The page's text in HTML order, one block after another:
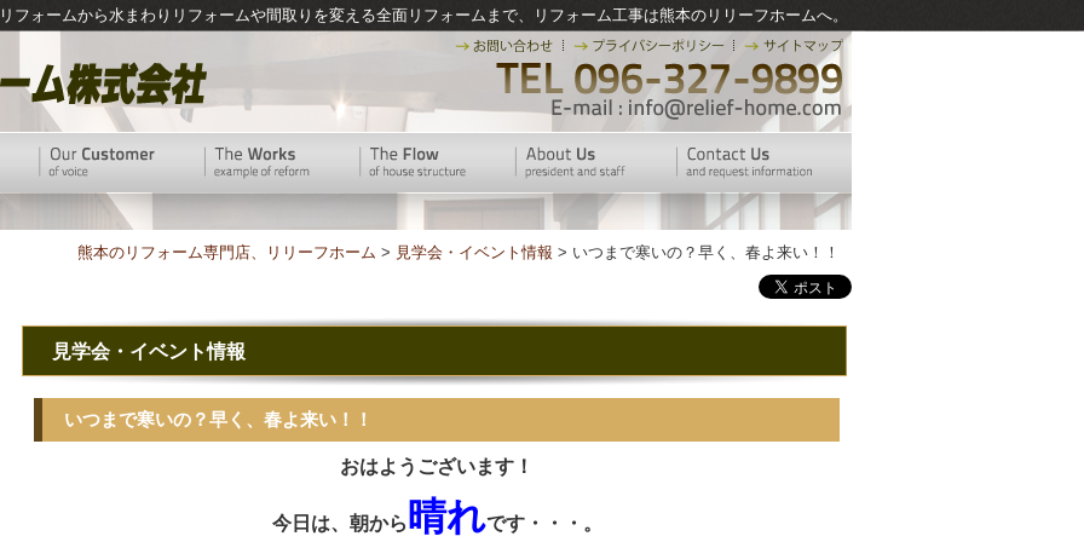
フォームから水まわりリフォームや間取りを変える全面リフォームまで、リフォーム工事は熊本のリリーフホームへ。
熊本のリフォーム専門店、リリーフホーム > 見学会・イベント情報 > いつまで寒いの？早く、春よ来い！！
見学会・イベント情報
いつまで寒いの？早く、春よ来い！！
おはようございます！
今日は、朝から 晴れです・・・。